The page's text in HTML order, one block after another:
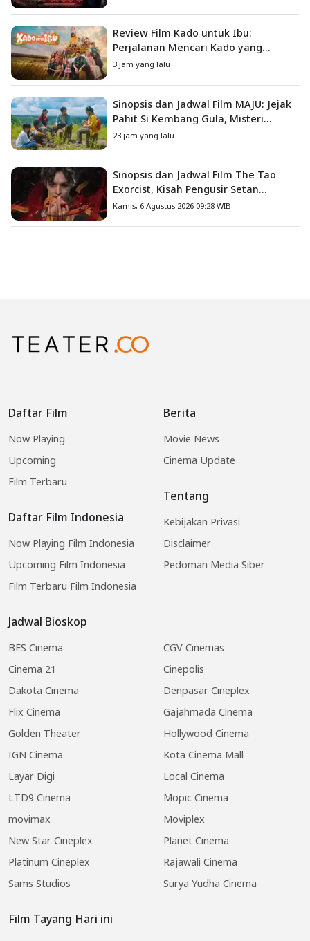
Review Film Kado untuk Ibu:
Perjalanan Mencari Kado yang
Mengajarkan Arti Keluarga
3 jam yang lalu
Sinopsis dan Jadwal Film MAJU: Jejak
Pahit Si Kembang Gula, Misteri
Hilangnya Bagas di Lokasi Jambore
23 jam yang lalu
Sinopsis dan Jadwal Film The Tao
Exorcist, Kisah Pengusir Setan
Melawan Kutukan Mematikan
Kamis, 6 Agustus 2026 09:28 WIB
Daftar Film
Now Playing
Upcoming
Film Terbaru
Daftar Film Indonesia
Now Playing Film Indonesia
Upcoming Film Indonesia
Film Terbaru Film Indonesia
Jadwal Bioskop
BES Cinema
CGV Cinemas
Cinema 21
Cinepolis
Dakota Cinema
Denpasar Cineplex
Flix Cinema
Gajahmada Cinema
Golden Theater
Hollywood Cinema
IGN Cinema
Kota Cinema Mall
Layar Digi
Local Cinema
LTD9 Cinema
Mopic Cinema
movimax
Moviplex
New Star Cineplex
Planet Cinema
Platinum Cineplex
Rajawali Cinema
Sams Studios
Surya Yudha Cinema
Film Tayang Hari ini
Berita
Movie News
Cinema Update
Tentang
Kebijakan Privasi
Disclaimer
Pedoman Media Siber